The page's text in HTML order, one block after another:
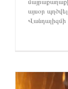
այսօր
Վանդալիզմի